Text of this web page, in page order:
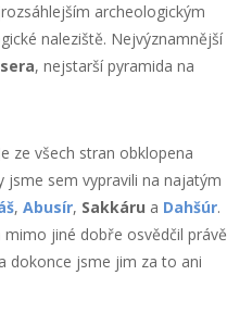
archeologickým
naleziště. Nejvýznamnější
, nejstarší pyramida na
ze všech stran obklopena
sem vypravili na najatým
, Abusír, Sakkáru a Dahšúr.
mimo jiné dobře osvědčil právě
dokonce jsme jim za to ani